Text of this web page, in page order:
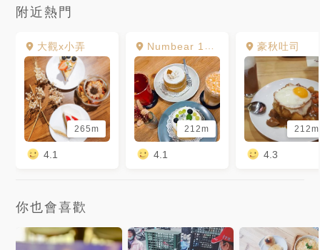
附近熱門
大觀x小弄
265m
4.1
Numbear 13 Cafe
212m
4.1
豪秋吐司
212m
4.3
你也會喜歡